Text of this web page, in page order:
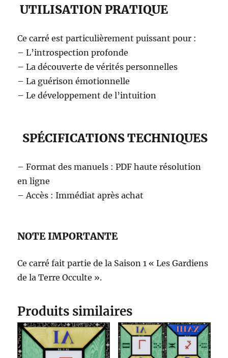
UTILISATION PRATIQUE
Ce carré est particulièrement puissant pour :
– L’introspection profonde
– La découverte de vérités personnelles
– La guérison émotionnelle
– Le développement de l’intuition
SPÉCIFICATIONS TECHNIQUES
– Format des manuels : PDF haute résolution
en ligne
– Accès : Immédiat après achat
NOTE IMPORTANTE
Ce carré fait partie de la Saison 1 « Les Gardiens
de la Terre Occulte ».
Produits similaires